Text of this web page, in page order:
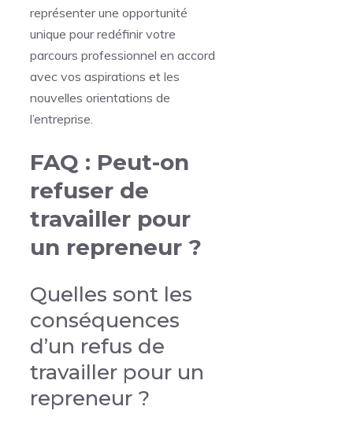
représenter une opportunité
unique pour redéfinir votre
parcours professionnel en accord
avec vos aspirations et les
nouvelles orientations de
l’entreprise.
FAQ : Peut-on
refuser de
travailler pour
un repreneur ?
Quelles sont les
conséquences
d’un refus de
travailler pour un
repreneur ?